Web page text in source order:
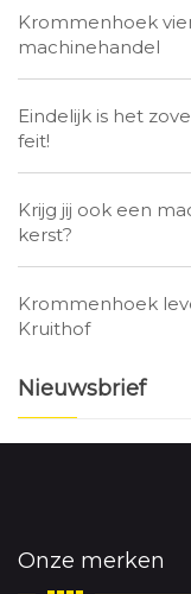
Krommenhoek
machinehandel
Eindelijk is het
feit!
Krijg jij ook een
kerst?
Krommenhoek
Kruithof
Nieuwsbrief
Onze merken